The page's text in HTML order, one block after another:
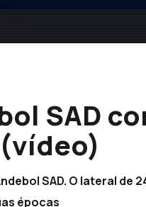
SAD
SAD. O lateral de
épocas